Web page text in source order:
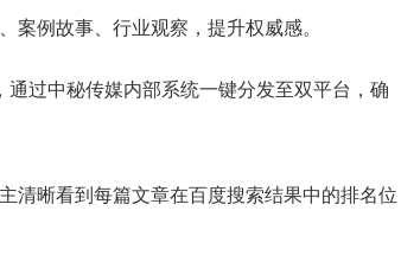
案例故事、行业观察，提升权威感。
通过中秘传媒内部系统一键分发至双平台，确
清晰看到每篇文章在百度搜索结果中的排名位